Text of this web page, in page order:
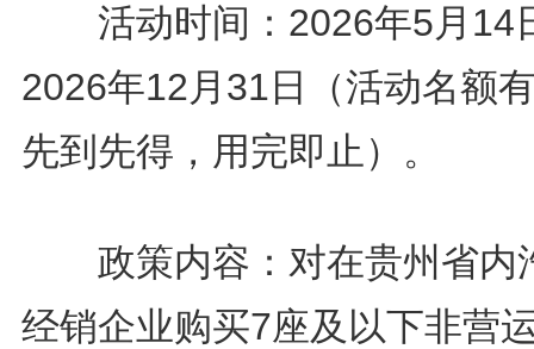
活动时间：2026年5月14
2026年12月31日（活动名额
先到先得，用完即止）。
政策内容：对在贵州省内
经销企业购买7座及以下非营